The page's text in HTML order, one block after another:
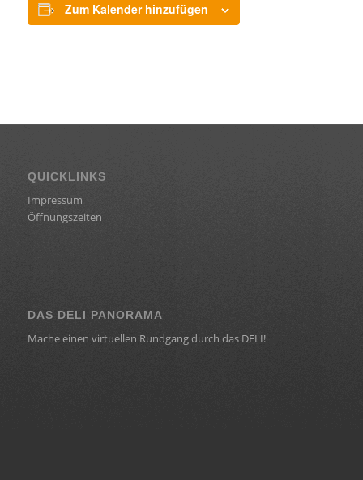
Zum Kalender hinzufügen
QUICKLINKS
Impressum
Öffnungszeiten
DAS DELI PANORAMA
Mache einen virtuellen Rundgang durch das DELI!